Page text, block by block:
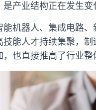
产业结构正在发生变
机器人、集成电路
能人才持续集聚，
也直接推高了行业整